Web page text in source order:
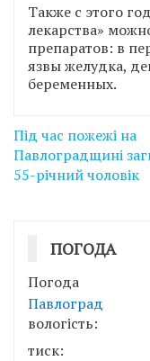
Также с этого
лекарства»
препаратов: в
язвы желудка,
беременных.
Навігація
записів
Під час пожежі на
Павлоградщині
55-річний чоловік
ПОГОДА
Погода
Павлоград
вологість:
тиск: